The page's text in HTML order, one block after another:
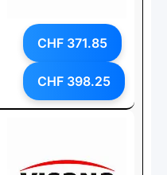
CHF 371.85
CHF 398.25